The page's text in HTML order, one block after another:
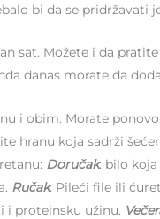
bi da se pridržavati
sat. Možete i da
danas morate da
i obim. Morate
hranu koja sadrži
Doručak: bilo
Ručak: Pileći file ili
i proteinsku užinu.